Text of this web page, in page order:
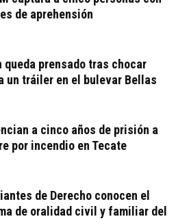
de aprehensión
queda prensado tras chocar
un tráiler en el bulevar Bellas
a cinco años de prisión a
por incendio en Tecate
de Derecho conocen el
de oralidad civil y familiar del